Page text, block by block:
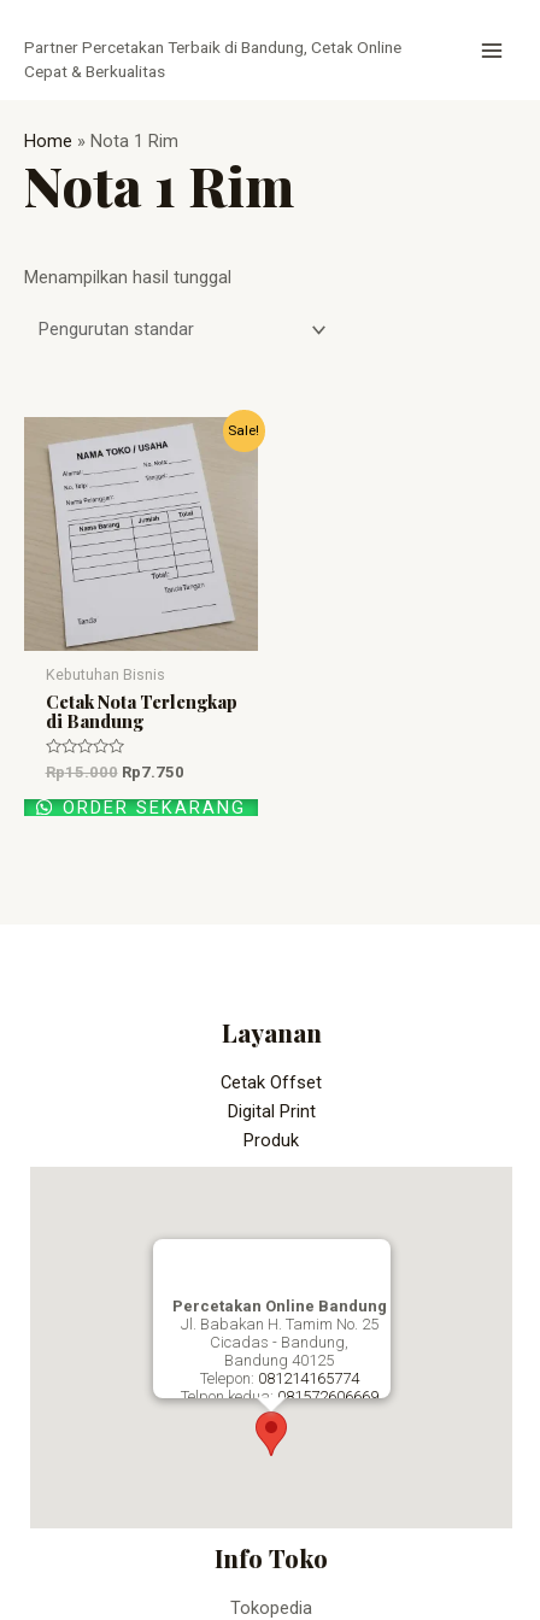
konten
Partner Percetakan Terbaik di Bandung, Cetak Online
Cepat & Berkualitas
Home » Nota 1 Rim
Nota 1 Rim
Menampilkan hasil tunggal
Sale!
Kebutuhan Bisnis
Cetak Nota Terlengkap
di Bandung
Dinilai
0
dari
5
Rp15.000
Harga
aslinya
adalah:
Rp15.000.
Rp7.750
Harga
saat
ini
adalah:
Rp7.750.
ORDER SEKARANG
Layanan
Cetak Offset
Digital Print
Produk
Percetakan Online Bandung
Jl. Babakan H. Tamim No. 25
Cicadas - Bandung,
Bandung 40125
Telepon: 081214165774
Telpon kedua: 081572606669
Percetakan Online Bandung
Info Toko
Tokopedia